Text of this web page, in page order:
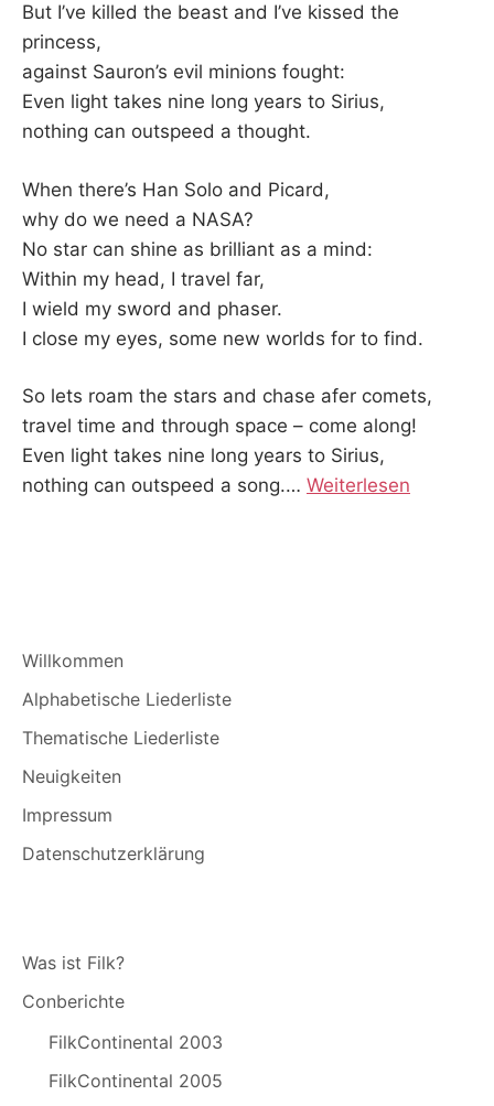
But I’ve killed the beast and I’ve kissed the
princess,
against Sauron’s evil minions fought:
Even light takes nine long years to Sirius,
nothing can outspeed a thought.
When there’s Han Solo and Picard,
why do we need a NASA?
No star can shine as brilliant as a mind:
Within my head, I travel far,
I wield my sword and phaser.
I close my eyes, some new worlds for to find.
So lets roam the stars and chase afer comets,
travel time and through space – come along!
Even light takes nine long years to Sirius,
nothing can outspeed a song.… Weiterlesen
Willkommen
Alphabetische Liederliste
Thematische Liederliste
Neuigkeiten
Impressum
Datenschutzerklärung
Was ist Filk?
Conberichte
FilkContinental 2003
FilkContinental 2005